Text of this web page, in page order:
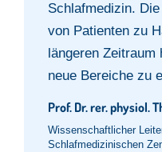
Schlafmedizin.
von Patienten zu
längeren
neue Bereiche zu
Prof. Dr. rer. physiol.
Wissenschaftlicher
Schlafmedizinischen